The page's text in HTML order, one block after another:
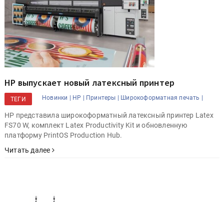
HP выпускает новый латексный принтер
ТЕГИ Новинки | HP | Принтеры | Широкоформатная печать |
HP представила широкоформатный латексный принтер Latex
FS70 W, комплект Latex Productivity Kit и обновленную
платформу PrintOS Production Hub.
Читать далее